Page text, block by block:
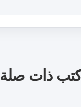
ذات صلة